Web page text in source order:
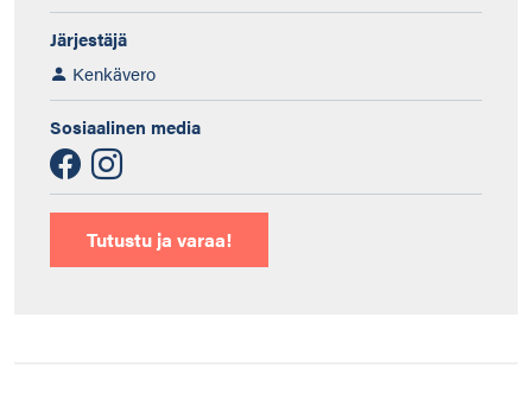
Järjestäjä
Kenkävero
Sosiaalinen media
Tutustu ja varaa!